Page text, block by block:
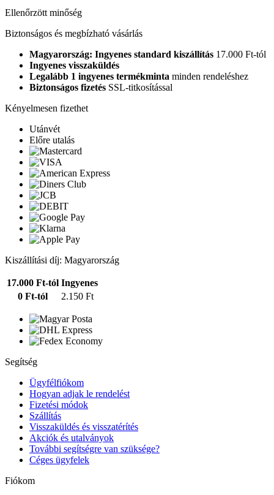
Ellenőrzött minőség
Biztonságos és megbízható vásárlás
Magyarország: Ingyenes standard kiszállítás 17.000 Ft-tól
Ingyenes visszaküldés
Legalább 1 ingyenes termékminta minden rendeléshez
Biztonságos fizetés SSL-titkosítással
Kényelmesen fizethet
Utánvét
Előre utalás
Kiszállítási díj: Magyarország
17.000 Ft-tól Ingyenes
0 Ft-tól
2.150 Ft
Segítség
Ügyfélfiókom
Hogyan adjak le rendelést
Fizetési módok
Szállítás
Visszaküldés és visszatérítés
Akciók és utalványok
További segítségre van szüksége?
Céges ügyfelek
Fiókom